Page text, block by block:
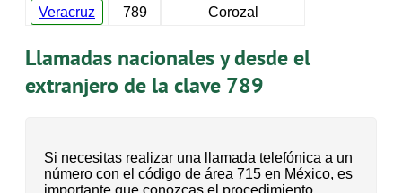
Veracruz
789 Corozal
Llamadas nacionales y desde el
extranjero de la clave 789
Si necesitas realizar una llamada telefónica a un
número con el código de área 715 en México, es